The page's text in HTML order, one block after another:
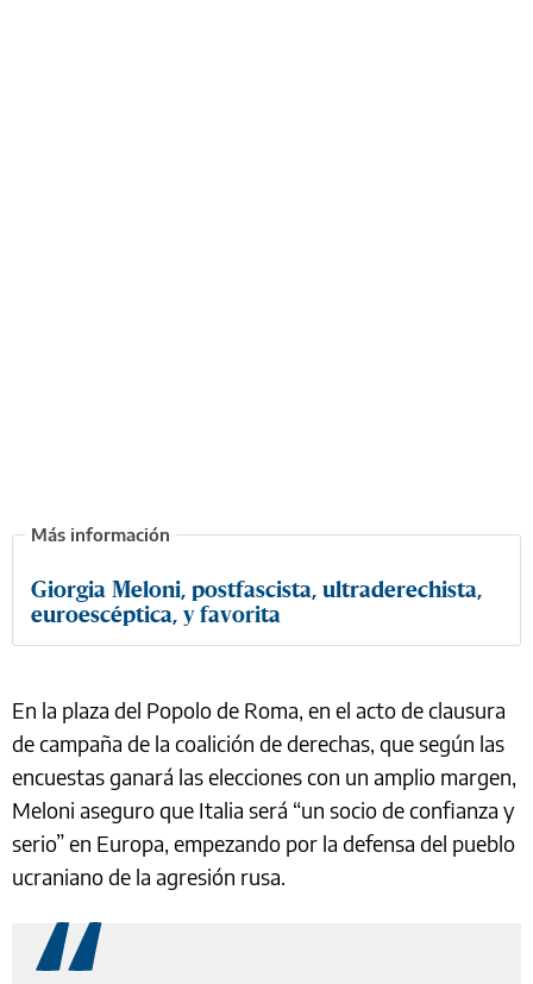
Giorgia Meloni, postfascista, ultraderechista,
euroescéptica, y favorita
En la plaza del Popolo de Roma, en el acto de clausura
de campaña de la coalición de derechas, que según las
encuestas ganará las elecciones con un amplio margen,
Meloni aseguro que Italia será “un socio de confianza y
serio” en Europa, empezando por la defensa del pueblo
ucraniano de la agresión rusa.